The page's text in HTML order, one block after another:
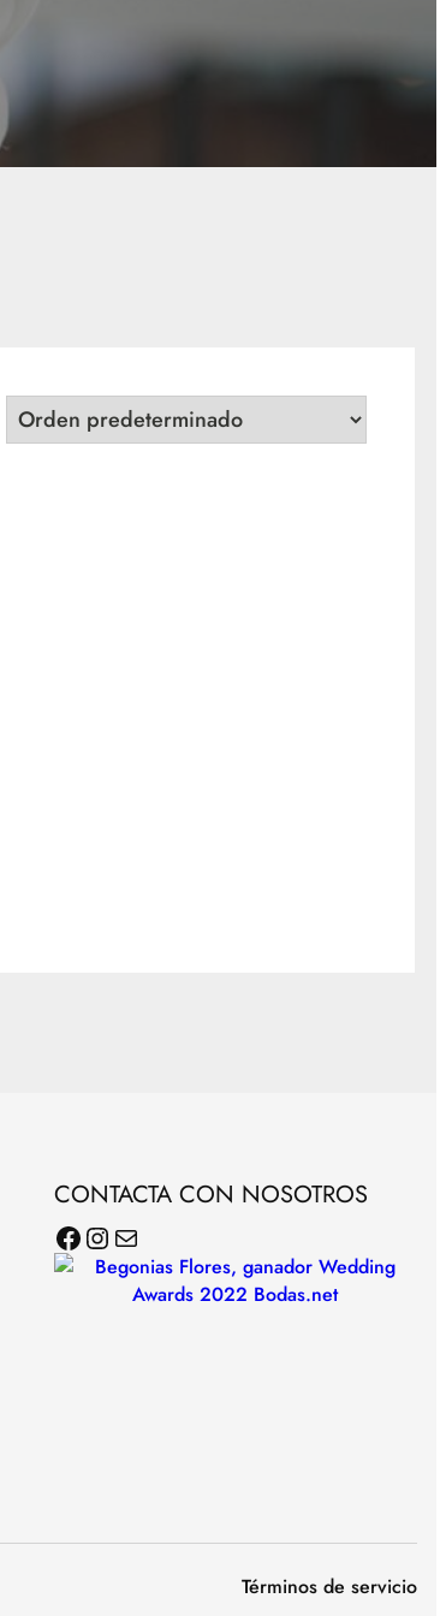
CONTACTA CON NOSOTROS
Facebook Instagram Correo electrónico
Términos de servicio